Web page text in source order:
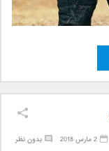
بدون نظر 2 مارس 2018